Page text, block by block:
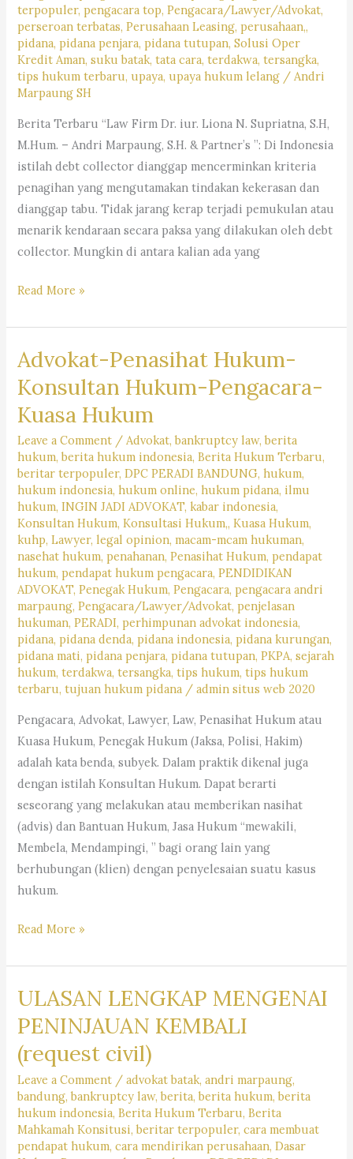
&
Partner’s
terpopuler,pengacara top,Pengacara/Lawyer/Advokat,
perseroan terbatas,Perusahaan Leasing,perusahaan,,
pidana,pidana penjara,pidana tutupan,Solusi Oper
Kredit Aman,suku batak,tata cara,terdakwa,tersangka,
tips hukum terbaru,upaya,upaya hukum lelang /Andri
Marpaung SH
Berita Terbaru “Law Firm Dr. iur. Liona N. Supriatna, S.H,
M.Hum. – Andri Marpaung, S.H. & Partner’s ”: Di Indonesia
istilah debt collector dianggap mencerminkan kriteria
penagihan yang mengutamakan tindakan kekerasan dan
dianggap tabu. Tidak jarang kerap terjadi pemukulan atau
menarik kendaraan secara paksa yang dilakukan oleh debt
collector. Mungkin di antara kalian ada yang
Jika
Berhadapan
Dengan
Collector
“NAKAL”,
Harus
Tau
Hal
Berikut
Ini
Kata
Pengacara
!
Read More »
Advokat-Penasihat Hukum-
Konsultan Hukum-Pengacara-
Kuasa Hukum
Leave a Comment /Advokat,bankruptcy law,berita
hukum,berita hukum indonesia,Berita Hukum Terbaru,
beritar terpopuler,DPC PERADI BANDUNG,hukum,
hukum indonesia,hukum online,hukum pidana, ilmu
hukum,INGIN JADI ADVOKAT,kabar indonesia,
Konsultan Hukum,Konsultasi Hukum,,Kuasa Hukum,
kuhp,Lawyer,legal opinion,macam-mcam hukuman,
nasehat hukum,penahanan,Penasihat Hukum,pendapat
hukum,pendapat hukum pengacara,PENDIDIKAN
ADVOKAT,Penegak Hukum,Pengacara,pengacara andri
marpaung,Pengacara/Lawyer/Advokat,penjelasan
hukuman,PERADI,perhimpunan advokat indonesia,
pidana,pidana denda,pidana indonesia,pidana kurungan,
pidana mati,pidana penjara,pidana tutupan,PKPA,sejarah
hukum,terdakwa,tersangka,tips hukum,tips hukum
terbaru,tujuan hukum pidana /admin situs web 2020
Pengacara, Advokat, Lawyer, Law, Penasihat Hukum atau
Kuasa Hukum, Penegak Hukum (Jaksa, Polisi, Hakim)
adalah kata benda, subyek. Dalam praktik dikenal juga
dengan istilah Konsultan Hukum. Dapat berarti
seseorang yang melakukan atau memberikan nasihat
(advis) dan Bantuan Hukum, Jasa Hukum “mewakili,
Membela, Mendampingi, ” bagi orang lain yang
berhubungan (klien) dengan penyelesaian suatu kasus
hukum.
Advokat-
Hukum-
Konsultan
Pengacara-
Kuasa
Hukum
Read More »
ULASAN LENGKAP MENGENAI
PENINJAUAN KEMBALI
(request civil)
Leave a Comment /advokat batak,andri marpaung,
bandung,bankruptcy law,berita,berita hukum,berita
hukum indonesia,Berita Hukum Terbaru,Berita
Mahkamah Konsitusi,beritar terpopuler,cara membuat
pendapat hukum,cara mendirikan perusahaan,Dasar